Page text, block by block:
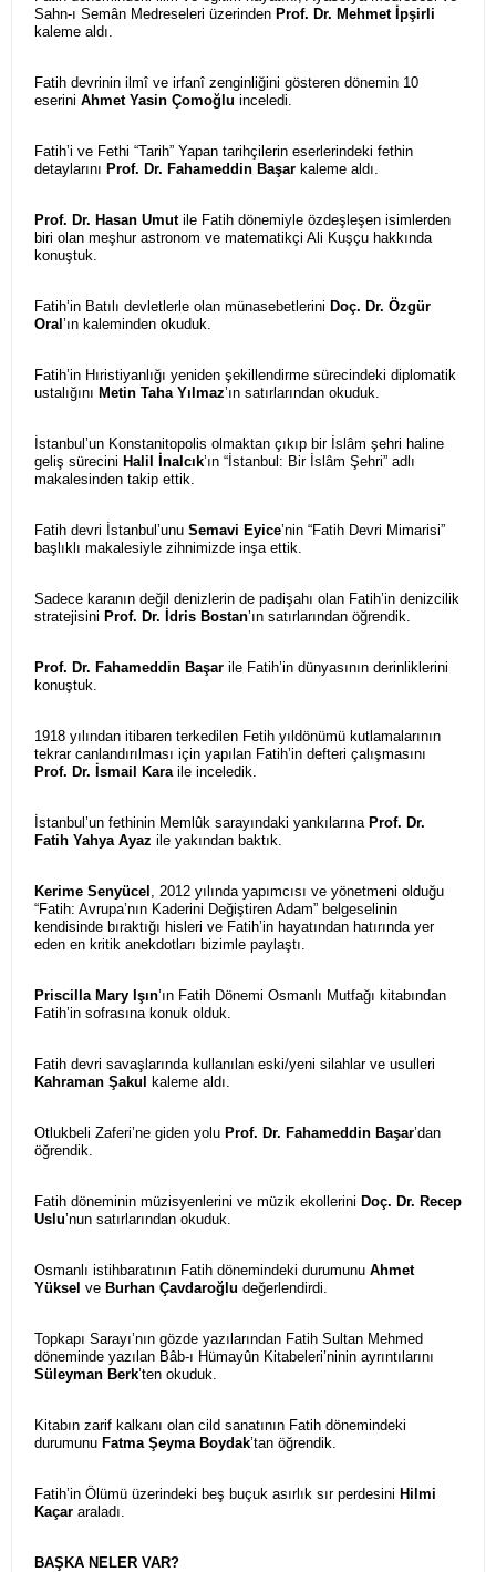
Sahn-ı Semân Medreseleri üzerinden Prof. Dr. Mehmet İpşirli
kaleme aldı.
Fatih devrinin ilmî ve irfanî zenginliğini gösteren dönemin 10
eserini Ahmet Yasin Çomoğlu inceledi.
Fatih’i ve Fethi “Tarih” Yapan tarihçilerin eserlerindeki fethin
detaylarını Prof. Dr. Fahameddin Başar kaleme aldı.
Prof. Dr. Hasan Umut ile Fatih dönemiyle özdeşleşen isimlerden
biri olan meşhur astronom ve matematikçi Ali Kuşçu hakkında
konuştuk.
Fatih’in Batılı devletlerle olan münasebetlerini Doç. Dr. Özgür
Oral ’ın kaleminden okuduk.
Fatih’in Hıristiyanlığı yeniden şekillendirme sürecindeki diplomatik
ustalığını Metin Taha Yılmaz’ın satırlarından okuduk.
İstanbul’un Konstanitopolis olmaktan çıkıp bir İslâm şehri haline
geliş sürecini Halil İnalcık’ın “İstanbul: Bir İslâm Şehri” adlı
makalesinden takip ettik.
Fatih devri İstanbul’unu Semavi Eyice’nin “Fatih Devri Mimarisi”
başlıklı makalesiyle zihnimizde inşa ettik.
Sadece karanın değil denizlerin de padişahı olan Fatih’in denizcilik
stratejisini Prof. Dr. İdris Bostan’ın satırlarından öğrendik.
Prof. Dr. Fahameddin Başar ile Fatih’in dünyasının derinliklerini
konuştuk.
1918 yılından itibaren terkedilen Fetih yıldönümü kutlamalarının
tekrar canlandırılması için yapılan Fatih’in defteri çalışmasını
Prof. Dr. İsmail Kara ile inceledik.
İstanbul’un fethinin Memlûk sarayındaki yankılarına Prof. Dr.
Fatih Yahya Ayaz ile yakından baktık.
Kerime Senyücel , 2012 yılında yapımcısı ve yönetmeni olduğu
“Fatih: Avrupa’nın Kaderini Değiştiren Adam” belgeselinin
kendisinde bıraktığı hisleri ve Fatih’in hayatından hatırında yer
eden en kritik anekdotları bizimle paylaştı.
Priscilla Mary Işın’ın Fatih Dönemi Osmanlı Mutfağı kitabından
Fatih’in sofrasına konuk olduk.
Fatih devri savaşlarında kullanılan eski/yeni silahlar ve usulleri
Kahraman Şakul
kaleme aldı.
Otlukbeli Zaferi’ne giden yolu Prof. Dr. Fahameddin Başar’dan
öğrendik.
Fatih döneminin müzisyenlerini ve müzik ekollerini Doç. Dr. Recep
Uslu’nun satırlarından okuduk.
Osmanlı istihbaratının Fatih dönemindeki durumunu Ahmet
Yüksel ve Burhan Çavdaroğlu değerlendirdi.
Topkapı Sarayı’nın gözde yazılarından Fatih Sultan Mehmed
döneminde yazılan Bâb-ı Hümayûn Kitabeleri’ninin ayrıntılarını
Süleyman Berk’ten okuduk.
Kitabın zarif kalkanı olan cild sanatının Fatih dönemindeki
durumunu Fatma Şeyma Boydak’tan öğrendik.
Fatih’in Ölümü üzerindeki beş buçuk asırlık sır perdesini Hilmi
Kaçar araladı.
BAŞKA NELER VAR?